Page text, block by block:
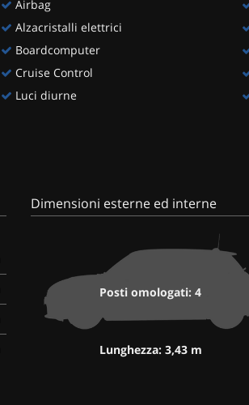
Airbag
Alzacristalli elettrici
Boardcomputer
Cruise Control
Luci diurne
Dimensioni esterne ed interne
Posti omologati: 4
Lunghezza: 3,43 m